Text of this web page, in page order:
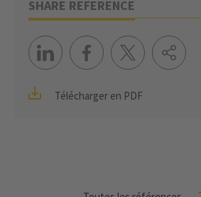
SHARE REFERENCE
Télécharger en PDF